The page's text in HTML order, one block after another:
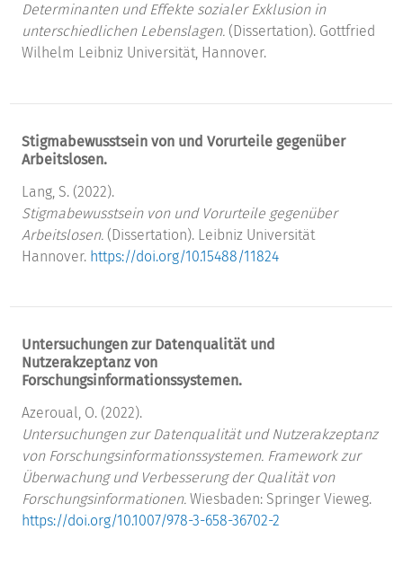
Determinanten und Effekte sozialer Exklusion in
unterschiedlichen Lebenslagen. (Dissertation). Gottfried
Wilhelm Leibniz Universität, Hannover.
Stigmabewusstsein von und Vorurteile gegenüber
Arbeitslosen.
Lang, S. (2022).
Stigmabewusstsein von und Vorurteile gegenüber
Arbeitslosen. (Dissertation). Leibniz Universität
Hannover. https://doi.org/10.15488/11824
Untersuchungen zur Datenqualität und
Nutzerakzeptanz von
Forschungsinformationssystemen.
Azeroual, O. (2022).
Untersuchungen zur Datenqualität und Nutzerakzeptanz
von Forschungsinformationssystemen. Framework zur
Überwachung und Verbesserung der Qualität von
Forschungsinformationen. Wiesbaden: Springer Vieweg.
https://doi.org/10.1007/978-3-658-36702-2